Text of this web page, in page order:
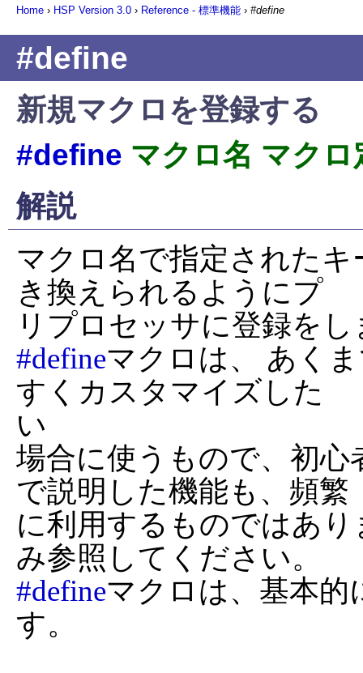
Home › HSP Version 3.0 › Reference - 標準機能 › #define
#define
新規マクロを登録する
#define マクロ名 マクロ
解説
マクロ名で指定された
き換えられるようにプ
#defineマクロは、 あく
すくカスタマイズした
い
場合に使うもので、初
で説明した機能も、頻繁
に利用するものではあ
#defineマクロは、基本的
す。